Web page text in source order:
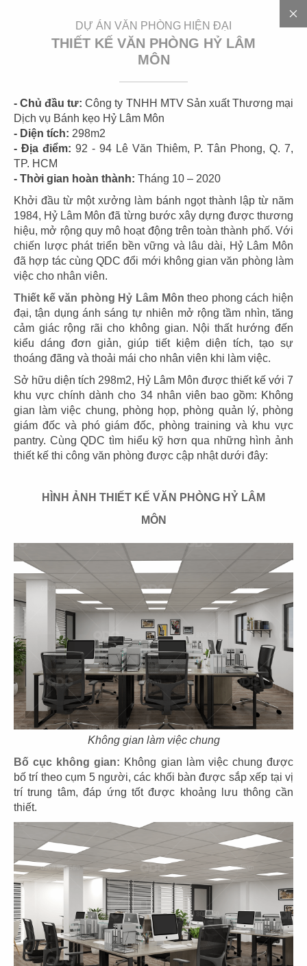
DỰ ÁN VĂN PHÒNG HIỆN ĐẠI
THIẾT KẾ VĂN PHÒNG HỶ LÂM
MÔN
- Chủ đầu tư: Công ty TNHH MTV Sản xuất Thương mại
Dịch vụ Bánh kẹo Hỷ Lâm Môn
- Diện tích: 298m2
- Địa điểm: 92 - 94 Lê Văn Thiêm, P. Tân Phong, Q. 7,
TP. HCM
- Thời gian hoàn thành: Tháng 10 – 2020
Khởi đầu từ một xưởng làm bánh ngọt thành lập từ năm
1984, Hỷ Lâm Môn đã từng bước xây dựng được thương
hiệu, mở rộng quy mô hoạt động trên toàn thành phố. Với
chiến lược phát triển bền vững và lâu dài, Hỷ Lâm Môn
đã hợp tác cùng QDC đổi mới không gian văn phòng làm
việc cho nhân viên.
Thiết kế văn phòng Hỷ Lâm Môntheo phong cách hiện
đại, tận dụng ánh sáng tự nhiên mở rộng tầm nhìn, tăng
cảm giác rộng rãi cho không gian. Nội thất hướng đến
kiểu dáng đơn giản, giúp tiết kiệm diện tích, tạo sự
thoáng đãng và thoải mái cho nhân viên khi làm việc.
Sở hữu diện tích 298m2, Hỷ Lâm Môn được thiết kế với 7
khu vực chính dành cho 34 nhân viên bao gồm: Không
gian làm việc chung, phòng họp, phòng quản lý, phòng
giám đốc và phó giám đốc, phòng training và khu vực
pantry. Cùng QDC tìm hiểu kỹ hơn qua những hình ảnh
thiết kế thi công văn phòng được cập nhật dưới đây:
HÌNH ẢNH THIẾT KẾ VĂN PHÒNG HỶ LÂM
MÔN
Không gian làm việc chung
Bố cục không gian: Không gian làm việc chung được
bố trí theo cụm 5 người, các khối bàn được sắp xếp tại vị
trí trung tâm, đáp ứng tốt được khoảng lưu thông cần
thiết.
DỰ ÁN
CÁC DỰ ÁN
VĂN PHÒNG HIỆN ĐẠI
còn là bộ mặt đại diện cho mỗi doanh nghiệp, thương
hiệu. Hãy đến với QDC Design & Build, tại đây, chúng
tôi sẽ giúp bạn phác họa lên những ý tưởng thiết kế của
riêng mình nhưng vẫn đảm bảo phù hợp với không gian
mặt bằng, tình hình tài chính để đưa ra giải pháp,
phương án thiết kế hiệu quả và kinh tế nhất.
THIẾT KẾ THI CÔNG ONE PIANO - XÔ
VIẾT NGHỆ TĨNH
Chủ đầu tư: CÔNG TY CỔ PHẦN DAYONE ASIA
Diện tích: 510m2
Địa điểm: 300B Xô Viết Nghệ Tĩnh, P. Thạnh Mỹ
Tây, TP.HCM​
CHI TIẾT
THIẾT KẾ, THI CÔNG PHÒNG GIÁM
ĐỐC FLORA HAVEN - CALIFORNIA
Chủ đầu tư: Flora Haven